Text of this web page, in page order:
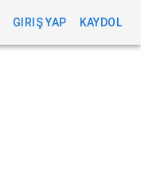
GIRIŞ YAP KAYDOL